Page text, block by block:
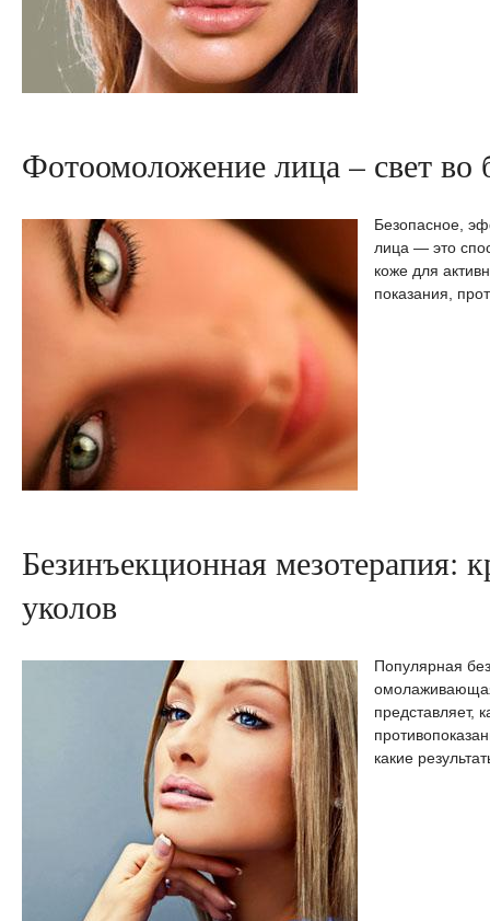
Фотоомоложение лица – свет во
Безопасное,
лица — это
коже для
показания,
Безинъекционная мезотерапия:
уколов
Популярная
представляет,
какие